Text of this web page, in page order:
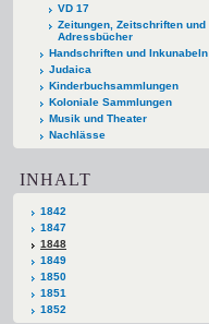
VD 17
Zeitungen, Zeitschriften und
Adressbücher
Handschriften und Inkunabeln
Judaica
Kinderbuchsammlungen
Koloniale Sammlungen
Musik und Theater
Nachlässe
INHALT
1842
1847
1848
1849
1850
1851
1852